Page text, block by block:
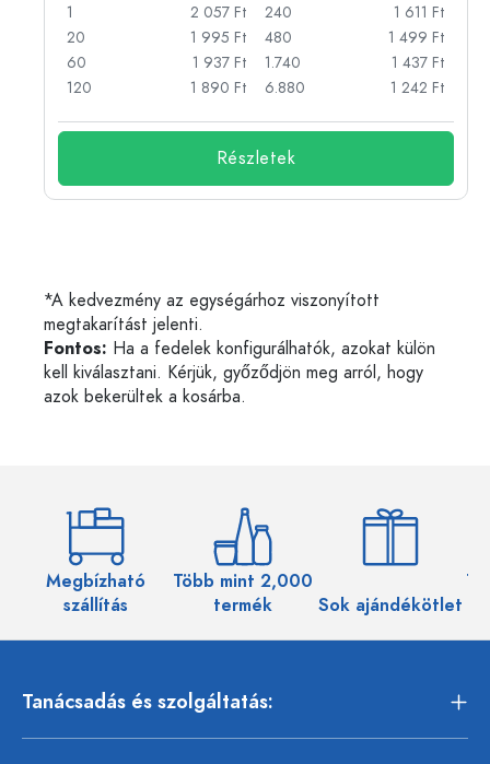
1
2 057 Ft
20
1 995 Ft
60
1 937 Ft
120
1 890 Ft
240
1 611 Ft
480
1 499 Ft
1.740
1 437 Ft
6.880
1 242 Ft
Részletek
*A kedvezmény az egységárhoz viszonyított
megtakarítást jelenti.
Fontos: Ha a fedelek konfigurálhatók, azokat külön
kell kiválasztani. Kérjük, győződjön meg arról, hogy
azok bekerültek a kosárba.
Megbízható
szállítás
Több mint 2,000
termék
Sok ajándékötlet
Tanácsadás és szolgáltatás: